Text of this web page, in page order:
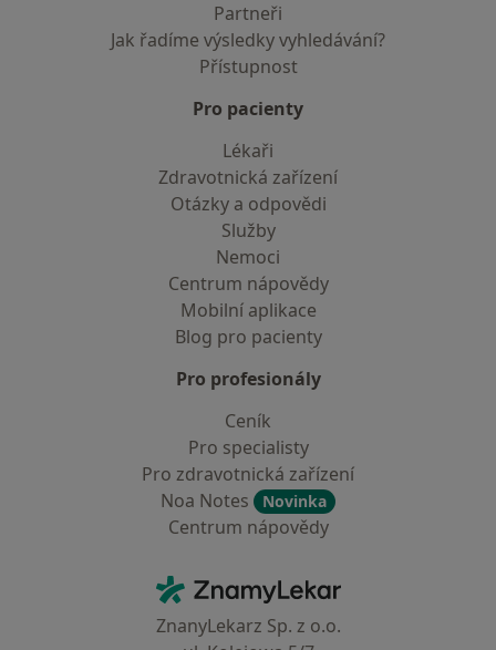
Partneři
Jak řadíme výsledky vyhledávání?
Přístupnost
Pro pacienty
Lékaři
Zdravotnická zařízení
Otázky a odpovědi
Služby
Nemoci
Centrum nápovědy
Mobilní aplikace
Blog pro pacienty
Pro profesionály
Ceník
Pro specialisty
Pro zdravotnická zařízení
Noa Notes
Novinka
Centrum nápovědy
ZnamyLekar - Hlavní stránka
ZnanyLekarz Sp. z o.o.